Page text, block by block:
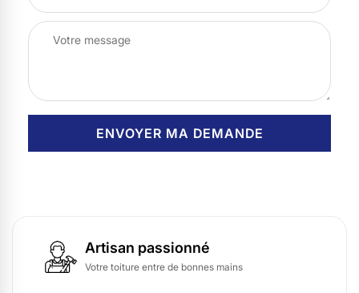
Artisan passionné
Votre toiture entre de bonnes mains